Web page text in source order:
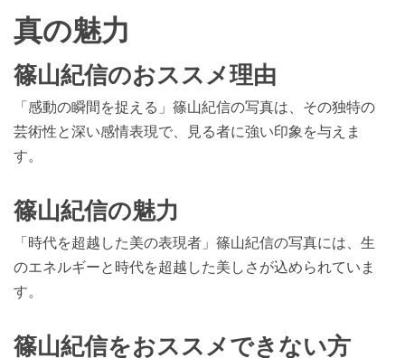
真の魅力
篠山紀信のおススメ理由
「感動の瞬間を捉える」篠山紀信の写真は、その独特の
芸術性と深い感情表現で、見る者に強い印象を与えま
す。
篠山紀信の魅力
「時代を超越した美の表現者」篠山紀信の写真には、生
のエネルギーと時代を超越した美しさが込められていま
す。
篠山紀信をおススメできない方